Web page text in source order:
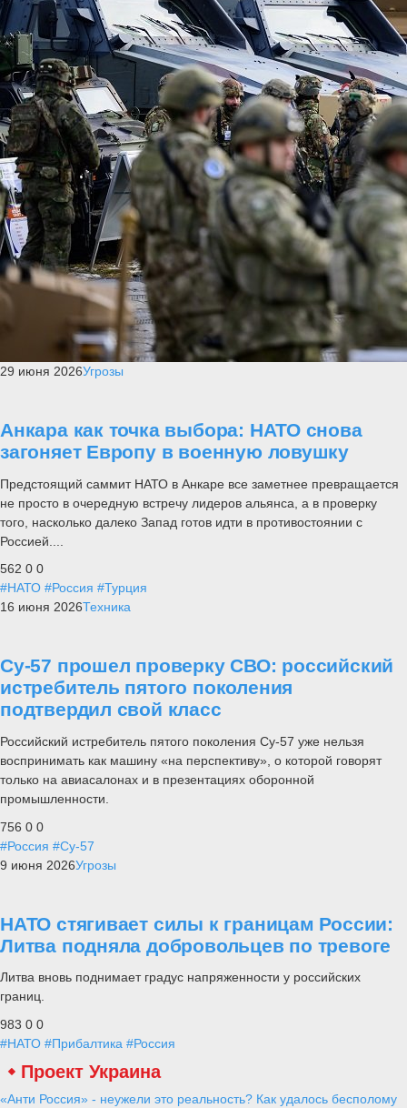
29 июня 2026Угрозы
Анкара как точка выбора: НАТО снова
загоняет Европу в военную ловушку
Предстоящий саммит НАТО в Анкаре все заметнее превращается
не просто в очередную встречу лидеров альянса, а в проверку
того, насколько далеко Запад готов идти в противостоянии с
Россией....
562 0 0
#НАТО #Россия #Турция
16 июня 2026Техника
Су-57 прошел проверку СВО: российский
истребитель пятого поколения
подтвердил свой класс
Российский истребитель пятого поколения Су-57 уже нельзя
воспринимать как машину «на перспективу», о которой говорят
только на авиасалонах и в презентациях оборонной
промышленности.
756 0 0
#Россия #Су-57
9 июня 2026Угрозы
НАТО стягивает силы к границам России:
Литва подняла добровольцев по тревоге
Литва вновь поднимает градус напряженности у российских
границ.
983 0 0
#НАТО #Прибалтика #Россия
Проект Украина
«Анти Россия» - неужели это реальность? Как удалось бесполому